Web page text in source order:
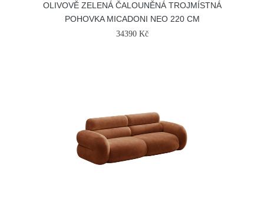
OLIVOVĚ ZELENÁ ČALOUNĚNÁ TROJMÍSTNÁ
POHOVKA MICADONI NEO 220 CM
34390 Kč